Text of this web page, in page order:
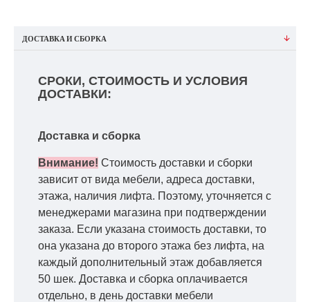
ДОСТАВКА И СБОРКА
СРОКИ, СТОИМОСТЬ И УСЛОВИЯ
ДОСТАВКИ:
Доставка и сборка
Внимание! Стоимость доставки и сборки
зависит от вида мебели, адреса доставки,
этажа, наличия лифта. Поэтому, уточняется с
менеджерами магазина при подтверждении
заказа. Если указана стоимость доставки, то
она указана до второго этажа без лифта, на
каждый дополнительный этаж добавляется
50 шек. Доставка и сборка оплачивается
отдельно, в день доставки мебели